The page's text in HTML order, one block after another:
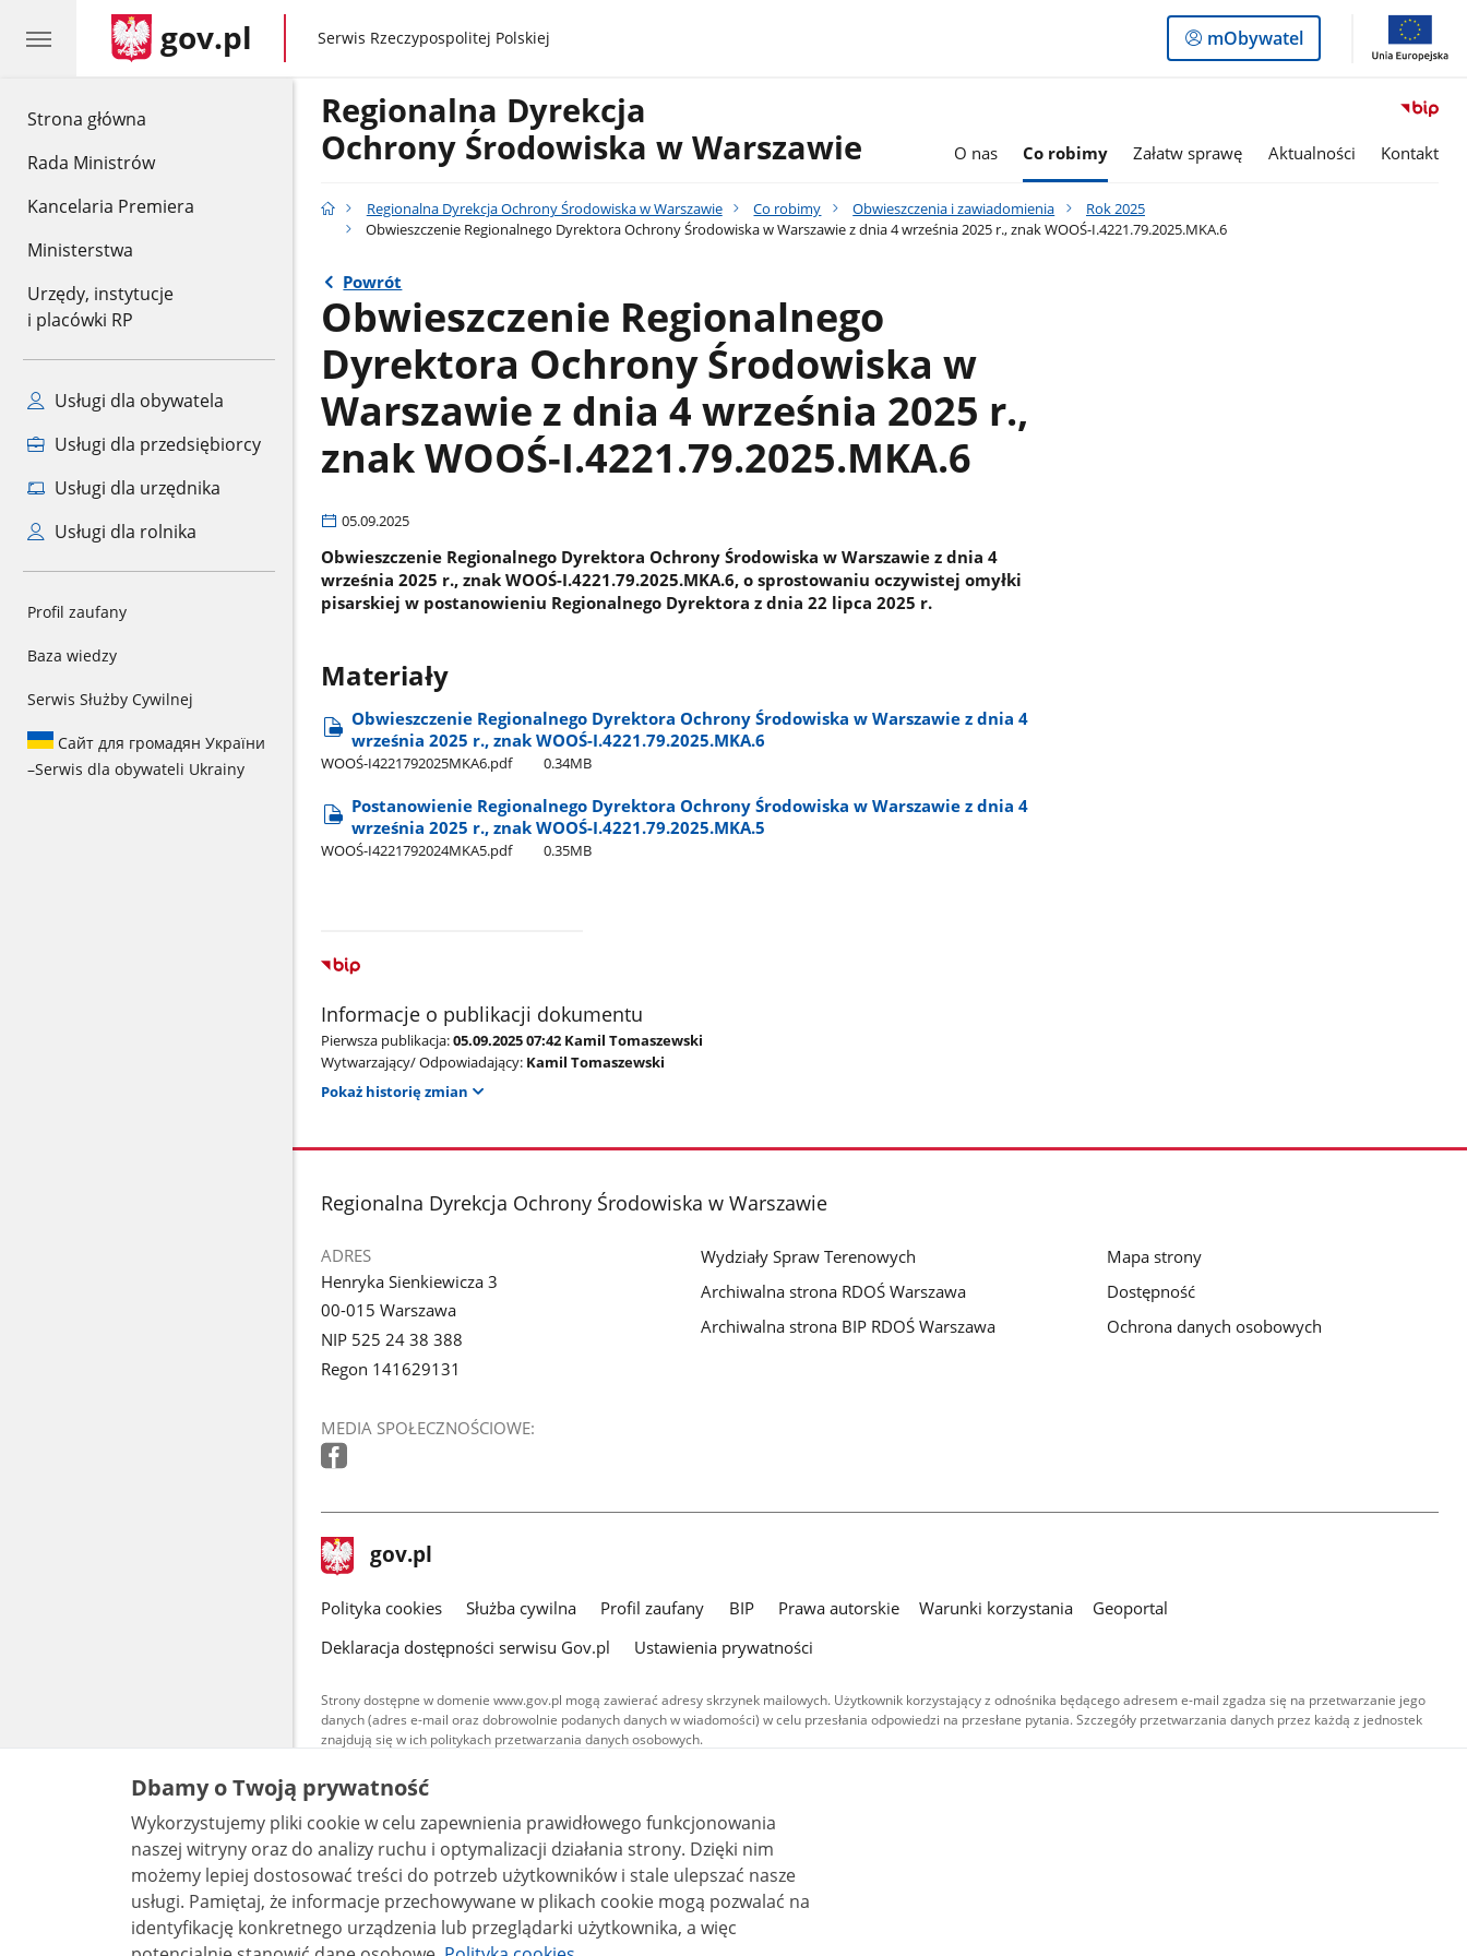
Strona główna
Rada Ministrów
Kancelaria Premiera
Ministerstwa
Urzędy, instytucje
i placówki RP
Usługi dla obywatela
Usługi dla przedsiębiorcy
Usługi dla urzędnika
Usługi dla rolnika
Profil zaufany
Baza wiedzy
Serwis Służby Cywilnej
Сайт для громадян України
–Serwis dla obywateli Ukrainy
gov.pl gov.pl
Serwis Rzeczypospolitej Polskiej
Logowanie
do
mObywatel
Regionalna Dyrekcja
Ochrony Środowiska w Warszawie
O nas Co robimy Załatw sprawę Aktualności Kontakt
Regionalna Dyrekcja Ochrony Środowiska w Warszawie Co robimy Obwieszczenia i zawiadomienia
Rok 2025
Obwieszczenie Regionalnego Dyrektora Ochrony Środowiska w Warszawie z dnia 4 września 2025 r., znak WOOŚ-I.4221.79.2025.MKA.6
Powrót
Obwieszczenie Regionalnego
Dyrektora Ochrony Środowiska w
Warszawie z dnia 4 września 2025 r.,
znak WOOŚ-I.4221.79.2025.MKA.6
05.09.2025
Obwieszczenie Regionalnego Dyrektora Ochrony Środowiska w Warszawie z dnia 4
września 2025 r., znak WOOŚ-I.4221.79.2025.MKA.6, o sprostowaniu oczywistej omyłki
pisarskiej w postanowieniu Regionalnego Dyrektora z dnia 22 lipca 2025 r.
Materiały
Obwieszczenie Regionalnego Dyrektora Ochrony Środowiska w Warszawie z dnia 4
września 2025 r., znak WOOŚ-I.4221.79.2025.MKA.6
WOOŚ-I4221792025MKA6.pdf 0.34MB
Postanowienie Regionalnego Dyrektora Ochrony Środowiska w Warszawie z dnia 4
września 2025 r., znak WOOŚ-I.4221.79.2025.MKA.5
WOOŚ-I4221792024MKA5.pdf 0.35MB
Informacje o publikacji dokumentu
Pierwsza publikacja:05.09.2025 07:42 Kamil Tomaszewski
Wytwarzający/ Odpowiadający: Kamil Tomaszewski
Pokaż historię zmian
stopka
Regionalna Dyrekcja Ochrony Środowiska w Warszawie
ADRES
Henryka Sienkiewicza 3
00-015 Warszawa
NIP 525 24 38 388
Regon 141629131
MEDIA SPOŁECZNOŚCIOWE:
Wydziały Spraw Terenowych
Archiwalna strona RDOŚ Warszawa
Archiwalna strona BIP RDOŚ Warszawa
Mapa strony
Dostępność
Ochrona danych osobowych
stopka
gov.pl Strona
gov.pl
gov.pl
Polityka cookies Służba cywilna Profil zaufany BIP Prawa autorskie Warunki korzystania
Geoportal
Deklaracja dostępności serwisu Gov.pl
Ustawienia prywatności
Strony dostępne w domenie www.gov.pl mogą zawierać adresy skrzynek mailowych. Użytkownik korzystający z odnośnika będącego adresem e-mail zgadza się na przetwarzanie jego
danych (adres e-mail oraz dobrowolnie podanych danych w wiadomości) w celu przesłania odpowiedzi na przesłane pytania. Szczegóły przetwarzania danych przez każdą z jednostek
znajdują się w ich politykach przetwarzania danych osobowych.
Treści tekstowe publikowane w serwisie (z wyłączeniem treści audiowizualnych), są
udostępniane na licencji typu Creative Commons: uznanie autorstwa - na tych samych
warunkach 4.0 (CC BY-SA 4.0). Materiały audiowizualne, w tym zdjęcia, materiały audio i wideo,
są udostępniane na licencji typu Creative Commons: uznanie autorstwa użycie niekomercyjne -
bez utworów zależnych 4.0 (CC BY-NC-ND 4.0), o ile nie jest to stwierdzone inaczej.
Dbamy o Twoją prywatność
Wykorzystujemy pliki cookie w celu zapewnienia prawidłowego funkcjonowania
naszej witryny oraz do analizy ruchu i optymalizacji działania strony. Dzięki nim
możemy lepiej dostosować treści do potrzeb użytkowników i stale ulepszać nasze
usługi. Pamiętaj, że informacje przechowywane w plikach cookie mogą pozwalać na
identyfikację konkretnego urządzenia lub przeglądarki użytkownika, a więc